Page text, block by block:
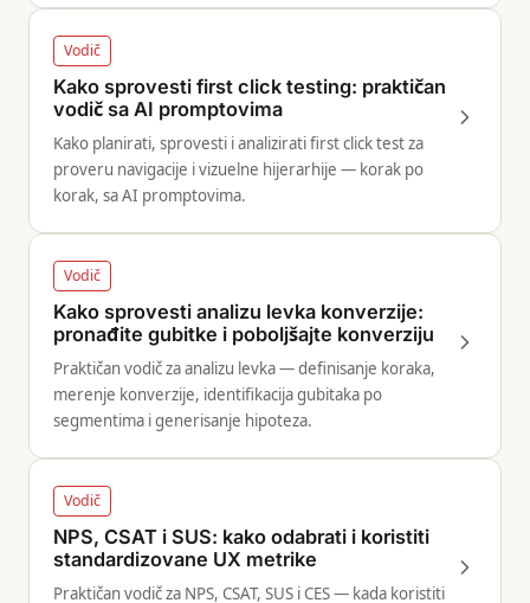
Vodič
Kako sprovesti first click testing: praktičan
vodič sa AI promptovima
Kako planirati, sprovesti i analizirati first click test za
proveru navigacije i vizuelne hijerarhije — korak po
korak, sa AI promptovima.
Vodič
Kako sprovesti analizu levka konverzije:
pronađite gubitke i poboljšajte konverziju
Praktičan vodič za analizu levka — definisanje koraka,
merenje konverzije, identifikacija gubitaka po
segmentima i generisanje hipoteza.
Vodič
NPS, CSAT i SUS: kako odabrati i koristiti
standardizovane UX metrike
Praktičan vodič za NPS, CSAT, SUS i CES — kada koristiti